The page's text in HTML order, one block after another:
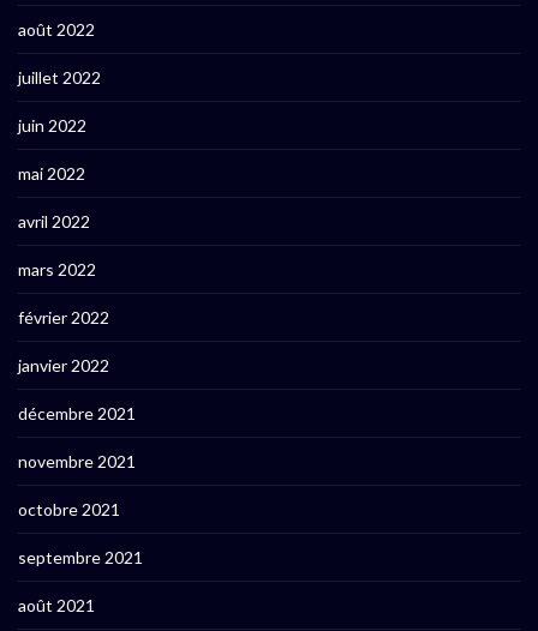
août 2022
juillet 2022
juin 2022
mai 2022
avril 2022
mars 2022
février 2022
janvier 2022
décembre 2021
novembre 2021
octobre 2021
septembre 2021
août 2021